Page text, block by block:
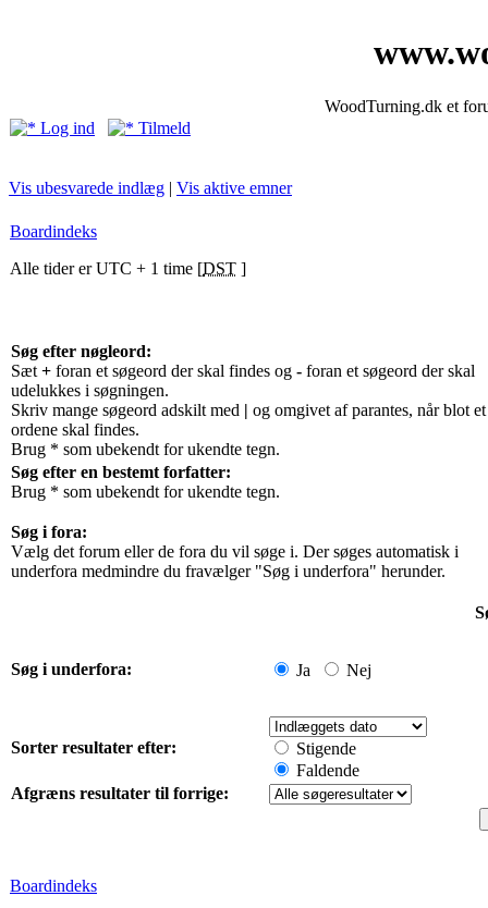
WoodTurning.dk et
Log ind
Tilmeld
Vis ubesvarede indlæg | Vis aktive emner
Boardindeks
Alle tider er UTC + 1 time [DST ]
Søg efter nøgleord:
Sæt + foran et søgeord der skal findes og - foran et søgeord der skal
udelukkes i søgningen.
Skriv mange søgeord adskilt med | og omgivet af parantes, når blot
ordene skal findes.
Brug * som ubekendt for ukendte tegn.
Søg efter en bestemt forfatter:
Brug * som ubekendt for ukendte tegn.
Søg i fora:
Vælg det forum eller de fora du vil søge i. Der søges automatisk i
underfora medmindre du fravælger "Søg i underfora" herunder.
Søg i underfora: Ja Nej
Sorter resultater efter:
Stigende
Faldende
Afgræns resultater til forrige:
Boardindeks